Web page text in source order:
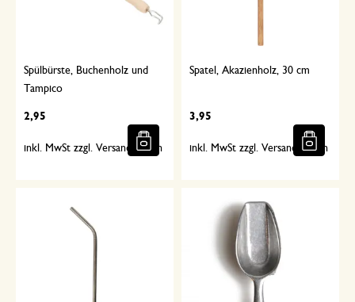
Spülbürste, Buchenholz und
Tampico
2,95
inkl. MwSt zzgl. Versandkosten
Spatel, Akazienholz, 30 cm
3,95
inkl. MwSt zzgl. Versandkosten